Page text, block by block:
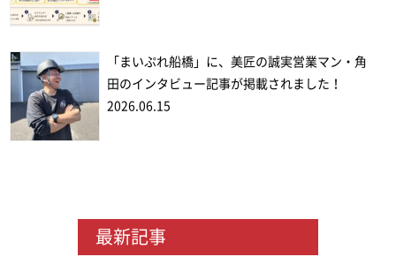
「まいぷれ船橋」に、美匠の誠実営業マン・角
田のインタビュー記事が掲載されました！
2026.06.15
最新記事